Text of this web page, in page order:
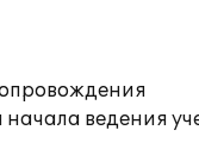
ведения